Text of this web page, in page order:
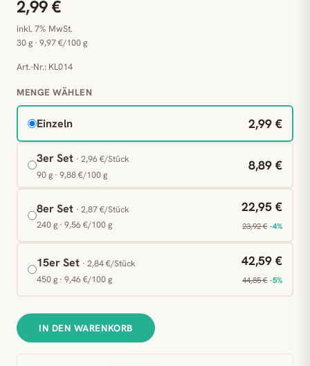
2,99 €
inkl. 7% MwSt.
30 g · 9,97 €/100 g
Art.-Nr.: KL014
MENGE WÄHLEN
Einzeln 2,99 €
3er Set · 2,96 €/Stück
90 g · 9,88 €/100 g
8,89 €
8er Set · 2,87 €/Stück
240 g · 9,56 €/100 g
22,95 €
23,92 € -4%
15er Set · 2,84 €/Stück
450 g · 9,46 €/100 g
42,59 €
44,85 € -5%
IN DEN WARENKORB